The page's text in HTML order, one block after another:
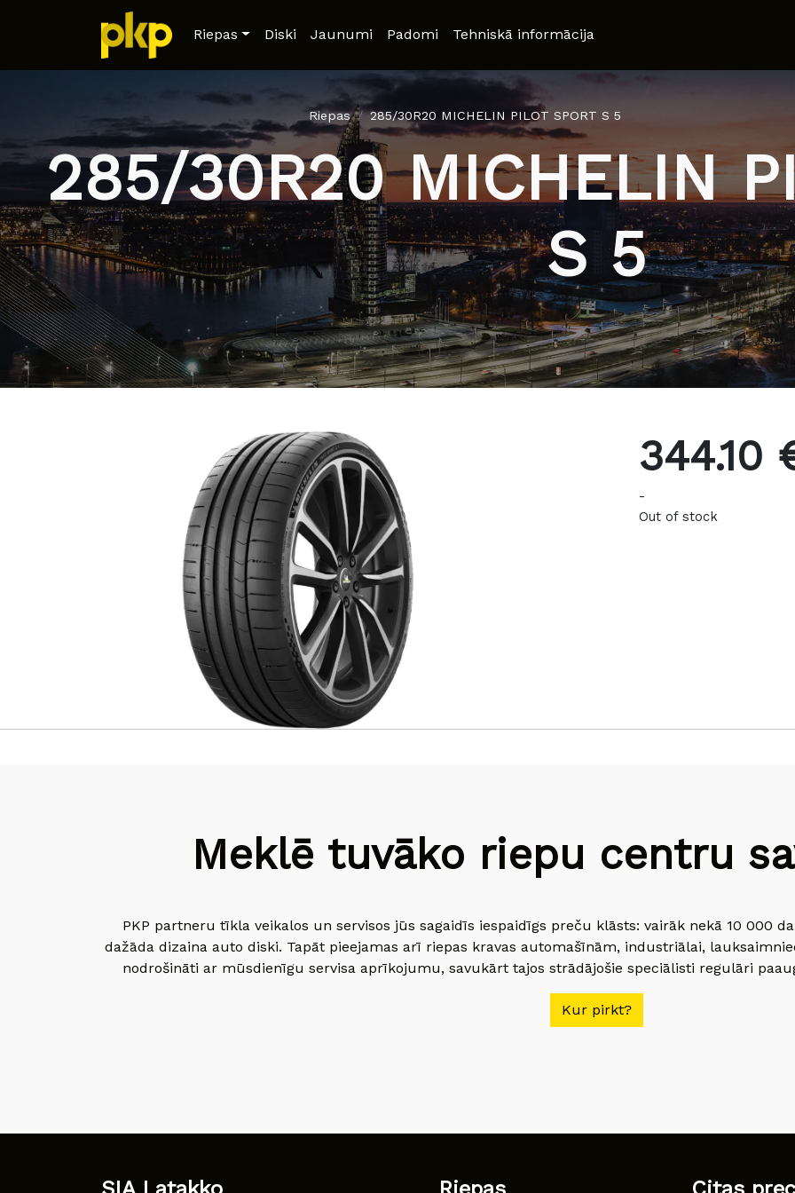
Riepas Diski Jaunumi Padomi Tehniskā informācija
Riepas 285/30R20 MICHELIN PILOT SPORT S 5
285/30R20 MICHELIN
S 5
344.10
-
Out of stock
Meklē tuvāko riepu centru
PKP partneru tīkla veikalos un servisos jūs sagaidīs iespaidīgs preču klāsts: vairāk nekā 10 000
dažāda dizaina auto diski. Tapāt pieejamas arī riepas kravas automašīnām, industriālai,
nodrošināti ar mūsdienīgu servisa aprīkojumu, savukārt tajos strādājošie speciālisti regulāri
Kur pirkt?